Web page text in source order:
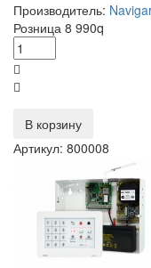
Производитель:
Розница 8 990q
В корзину
Артикул: 800008